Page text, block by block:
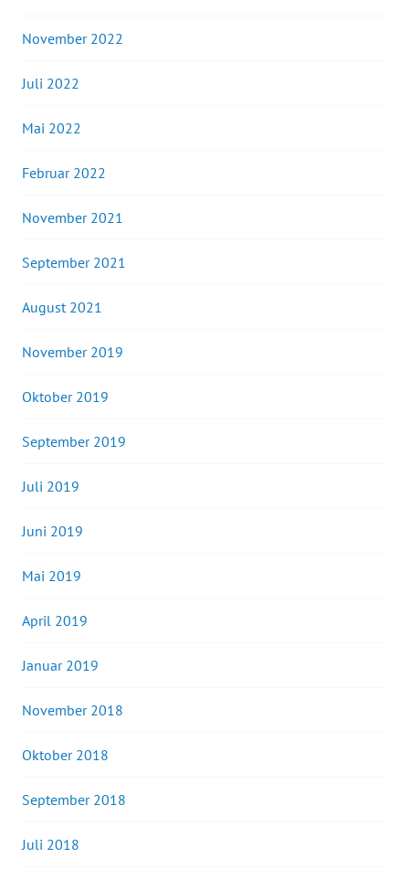
November 2022
Juli 2022
Mai 2022
Februar 2022
November 2021
September 2021
August 2021
November 2019
Oktober 2019
September 2019
Juli 2019
Juni 2019
Mai 2019
April 2019
Januar 2019
November 2018
Oktober 2018
September 2018
Juli 2018